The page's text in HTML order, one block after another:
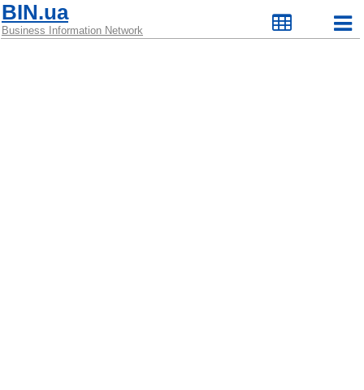
BIN.ua
Business Information Network